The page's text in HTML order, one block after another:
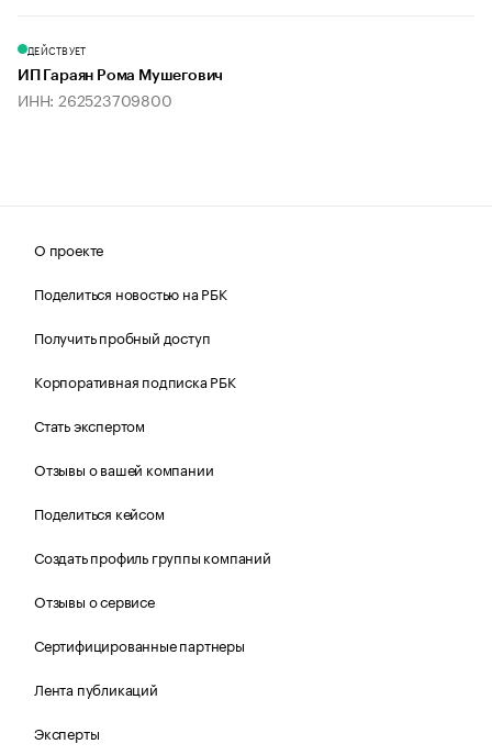
ДЕЙСТВУЕТ
ИП Гараян Рома Мушегович
ИНН: 262523709800
О проекте
Поделиться новостью на РБК
Получить пробный доступ
Корпоративная подписка РБК
Стать экспертом
Отзывы о вашей компании
Поделиться кейсом
Создать профиль группы компаний
Отзывы о сервисе
Сертифицированные партнеры
Лента публикаций
Эксперты